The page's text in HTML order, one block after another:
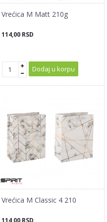
Vrećica M Matt 210g
114,00 RSD
Dodaj u korpu
Vrećica M Classic 4 210
114,00 RSD